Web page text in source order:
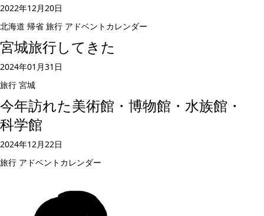
2022年12月20日
北海道 帰省 旅行 アドベントカレンダー
宮城旅行してきた
2024年01月31日
旅行 宮城
今年訪れた美術館・博物館・水族館・
科学館
2024年12月22日
旅行 アドベントカレンダー